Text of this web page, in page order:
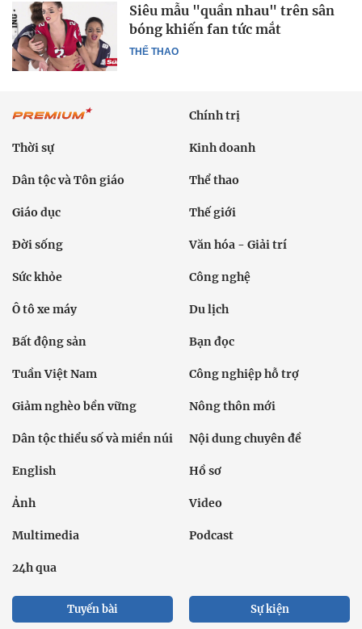
THỂ THAO
Siêu mẫu "quần nhau" trên sân
bóng khiến fan tức mắt
Chính trị
Thời sự Kinh doanh
Dân tộc và Tôn giáo Thể thao
Giáo dục Thế giới
Đời sống Văn hóa - Giải trí
Sức khỏe Công nghệ
Ô tô xe máy Du lịch
Bất động sản Bạn đọc
Tuần Việt Nam Công nghiệp hỗ trợ
Giảm nghèo bền vững Nông thôn mới
Dân tộc thiểu số và miền núi Nội dung chuyên đề
English Hồ sơ
Ảnh Video
Multimedia Podcast
24h qua
Tuyến bài Sự kiện